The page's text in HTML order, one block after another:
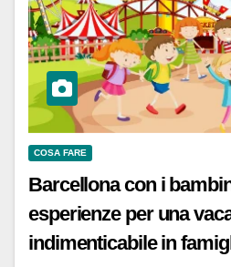
COSA FARE
Barcellona con i
esperienze per una
indimenticabile in